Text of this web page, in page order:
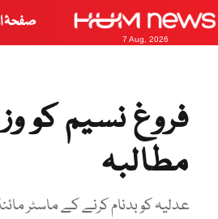
7 Aug, 2026
صفحۂ
فروغ نسیم کو
مطالبہ
عدلیہ کو بدنام کرنے کے ماسٹر